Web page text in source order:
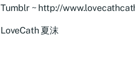
Tumblr ~ http://
LoveCath 夏沫